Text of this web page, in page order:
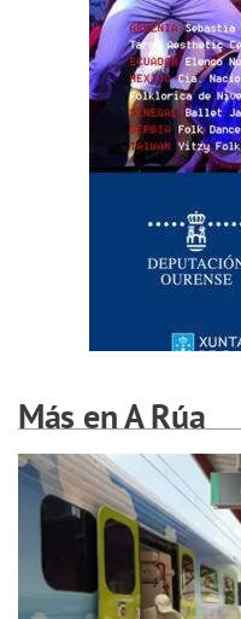
Más en A Rúa